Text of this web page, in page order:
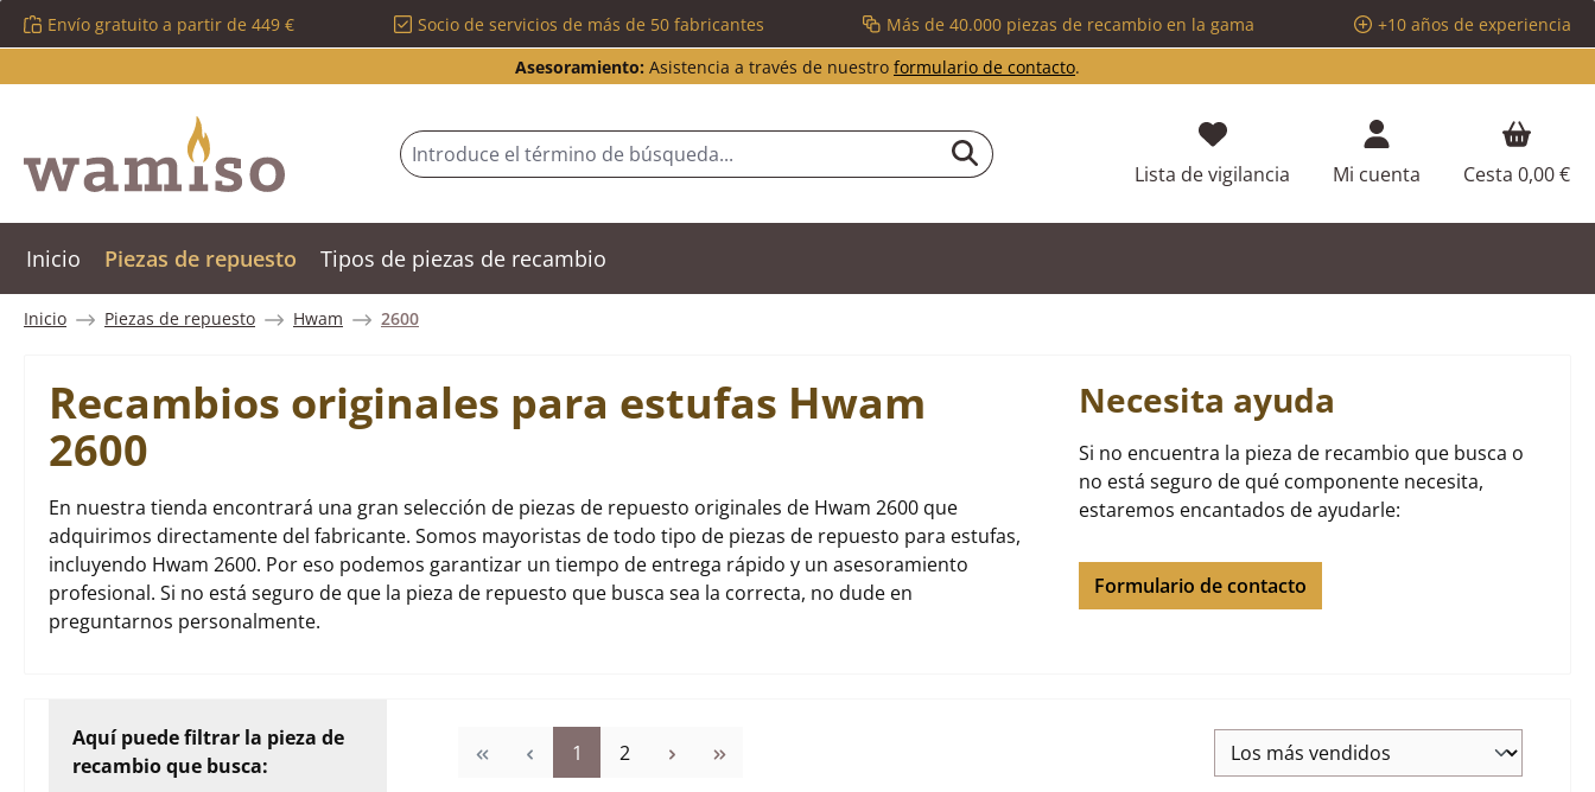
al contenido principal
Saltar a la búsqueda
Saltar a la navegación principal
Envío gratuito a partir de 449 € Socio de servicios de más de 50 fabricantes Más de 40.000 piezas de recambio en la gama
+10 años de experiencia
Asesoramiento: Asistencia a través de nuestro formulario de contacto.
Lista de vigilancia Tienes 0 artículos en tu lista de
Mi cuenta Cesta 0,00 €
Inicio Piezas de repuesto Tipos de piezas de recambio
Inicio Piezas de repuesto Hwam 2600
Recambios originales para estufas Hwam
2600
En nuestra tienda encontrará una gran selección de piezas de repuesto originales de Hwam 2600 que
adquirimos directamente del fabricante. Somos mayoristas de todo tipo de piezas de repuesto para estufas,
incluyendo Hwam 2600. Por eso podemos garantizar un tiempo de entrega rápido y un asesoramiento
profesional. Si no está seguro de que la pieza de repuesto que busca sea la correcta, no dude en
preguntarnos personalmente.
Necesita ayuda
Si no encuentra la pieza de recambio que busca o
no está seguro de qué componente necesita,
estaremos encantados de ayudarle:
Formulario de contacto
Aquí puede filtrar la pieza de
recambio que busca:
Página
1 Página
2